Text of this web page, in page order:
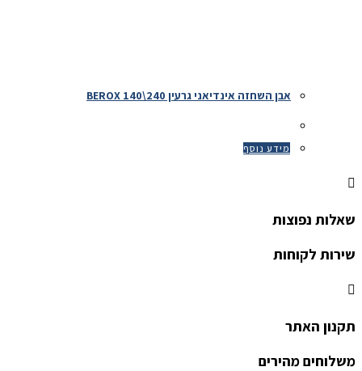
אבן השחזה אינדיאני גרעין 240\140 BEROX
מידע נוסף
שאלות נפוצות
שירות לקוחות
תקנון האתר
משלוחים מהירים